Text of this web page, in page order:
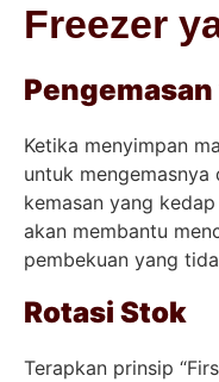
Freezer
Ketika menyimpan
untuk mengemasnya
kemasan yang
akan membantu
pembekuan yang
Rotasi Stok
Terapkan prinsip